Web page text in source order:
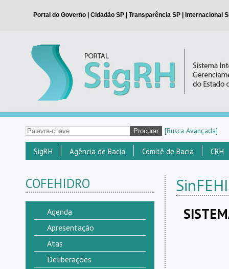
[Busca Avançada]
SigRH Agência de Bacia Comitê de Bacia CRH
COFEHIDRO
Agenda
Apresentação
Atas
Deliberações